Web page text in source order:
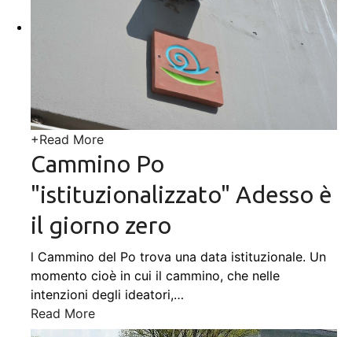
+Read More
Cammino Po
"istituzionalizzato" Adesso è
il giorno zero
l Cammino del Po trova una data istituzionale. Un
momento cioè in cui il cammino, che nelle
intenzioni degli ideatori,…
Read More